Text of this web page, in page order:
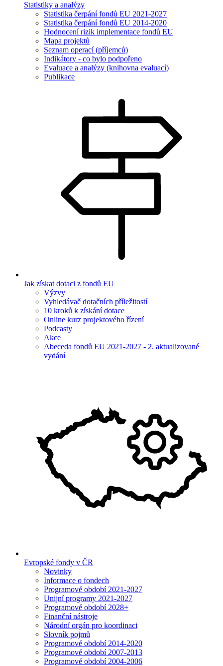
Statistiky a analýzy
Statistika čerpání fondů EU 2021-2027
Statistika čerpání fondů EU 2014-2020
Hodnocení rizik implementace fondů EU
Mapa projektů
Seznam operací (příjemců)
Indikátory - co bylo podpořeno
Evaluace a analýzy (knihovna evaluací)
Publikace
Jak získat dotaci z fondů EU
Výzvy
Vyhledávač dotačních příležitostí
10 kroků k získání dotace
Online kurz projektového řízení
Podcasty
Akce
Abeceda fondů EU 2021-2027 - 2. aktualizované
vydání
Evropské fondy v ČR
Novinky
Informace o fondech
Programové období 2021-2027
Unijní programy 2021-2027
Programové období 2028+
Finanční nástroje
Národní orgán pro koordinaci
Slovník pojmů
Programové období 2014-2020
Programové období 2007-2013
Programové období 2004-2006